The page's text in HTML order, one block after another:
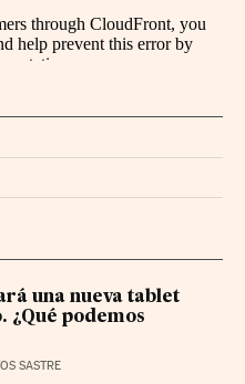
una nueva tablet
¿Qué podemos
SASTRE